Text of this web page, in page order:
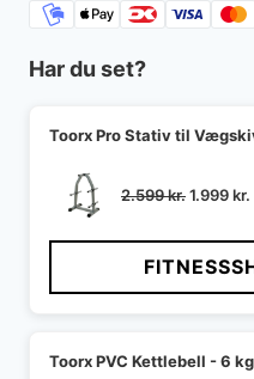
Har du set?
Toorx Pro Stativ til
2.599kr.Den
pris
var:
2.599
1.999kr.
Toorx PVC Kettlebell - 6 kg